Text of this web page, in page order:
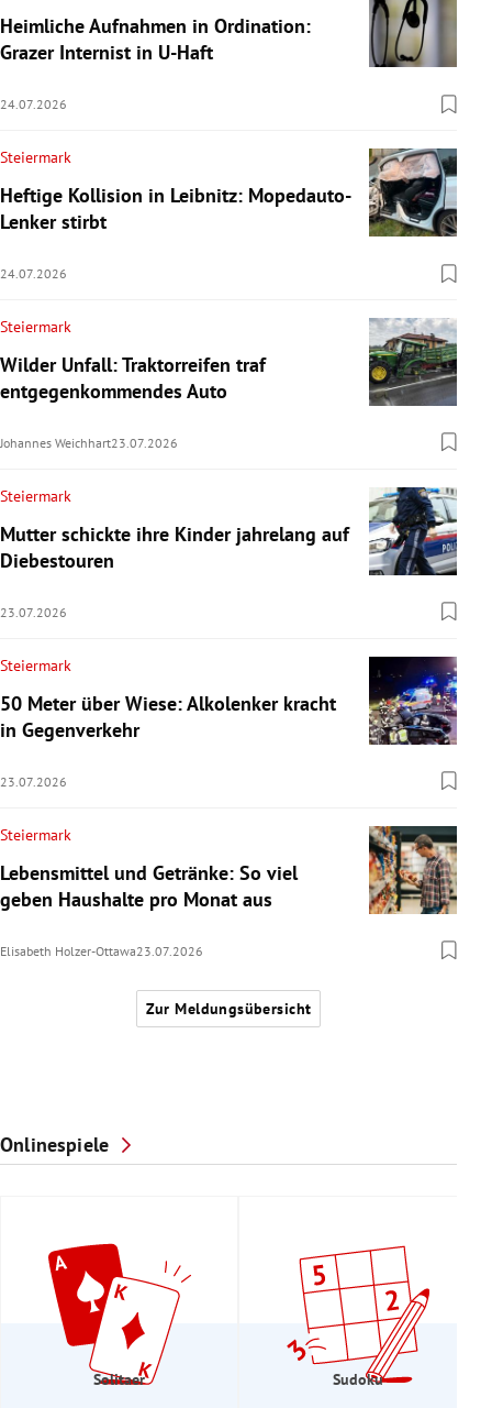
Heimliche Aufnahmen in Ordination:
Grazer Internist in U-Haft
24.07.2026
Steiermark
Heftige Kollision in Leibnitz: Mopedauto-
Lenker stirbt
24.07.2026
Steiermark
Wilder Unfall: Traktorreifen traf
entgegenkommendes Auto
Johannes Weichhart23.07.2026
Steiermark
Mutter schickte ihre Kinder jahrelang auf
Diebestouren
23.07.2026
Steiermark
50 Meter über Wiese: Alkolenker kracht
in Gegenverkehr
23.07.2026
Steiermark
Lebensmittel und Getränke: So viel
geben Haushalte pro Monat aus
Elisabeth Holzer-Ottawa23.07.2026
Zur Meldungsübersicht
Onlinespiele
Solitaer Sudoku